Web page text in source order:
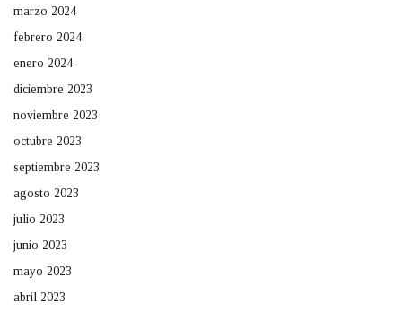
marzo 2024
febrero 2024
enero 2024
diciembre 2023
noviembre 2023
octubre 2023
septiembre 2023
agosto 2023
julio 2023
junio 2023
mayo 2023
abril 2023